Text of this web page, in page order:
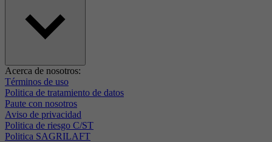
Acerca de nosotros:
Términos de uso
Politica de tratamiento de datos
Paute con nosotros
Aviso de privacidad
Politica de riesgo C/ST
Politica SAGRILAFT